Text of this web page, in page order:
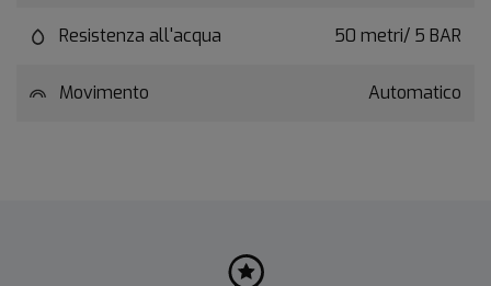
Resistenza all'acqua 50 metri/ 5 BAR
Movimento Automatico